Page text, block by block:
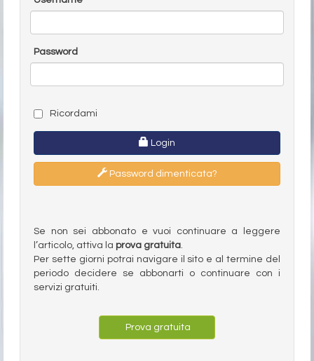
Password
Ricordami
Login
Password dimenticata?
Se non sei abbonato e vuoi continuare a leggere
l’articolo, attiva la prova gratuita.
Per sette giorni potrai navigare il sito e al termine del
periodo decidere se abbonarti o continuare con i
servizi gratuiti.
Prova gratuita